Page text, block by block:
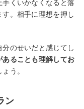
手くいかなくなると落
。相手に理想を押し
のせいだと感じてし
ることも理解してお
う。
ン